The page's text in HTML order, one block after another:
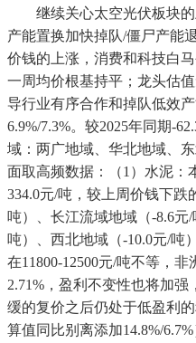
继续关心太空光伏板块的
产能置换加快掉队/僵尸产能
价钱的上涨，消费和科技白
一周均价根基持平；龙头估
导行业有序合作和掉队低效
6.9%/7.3%。较2025年同期-
域：两广地域、华北地域、
面取高频数据：（1）水泥：
334.0元/吨，较上周价钱下跌
吨）、长江流域地域（-8.6元
吨）、西北地域（-10.0元/吨
在11800-12500元/吨不等，
2.71%，盈利不变性也将加
缓的复价之后仍处于低盈利
算值同比别离添加14.8%/